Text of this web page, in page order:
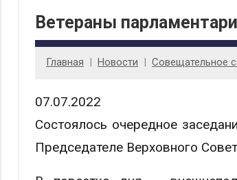
Ветераны
Главная Новости Совещательное
07.07.2022
Состоялось очередное
Председателе Верховного